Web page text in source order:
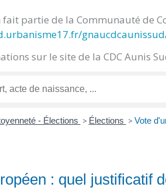
CRÉPIN
partie de la Communauté de
sur le site de la CDC Aunis
- Élections > Élections > Vote
: quel justificatif